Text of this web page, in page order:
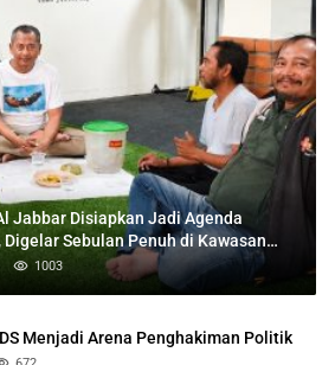
Jabbar Disiapkan Jadi Agenda
Sebulan Penuh di Kawasan
Al Jabbar
1003
Menjadi Arena Penghakiman Politik